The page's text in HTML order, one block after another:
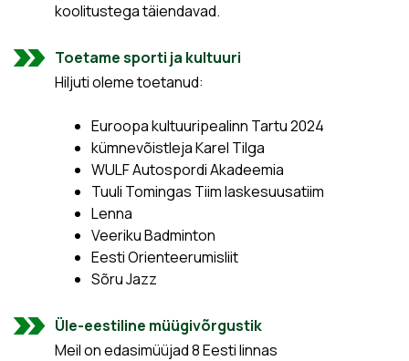
koolitustega täiendavad.
Toetame sporti ja kultuuri
Hiljuti oleme toetanud:
Euroopa kultuuripealinn Tartu 2024
kümnevõistleja Karel Tilga
WULF Autospordi Akadeemia
Tuuli Tomingas Tiim laskesuusatiim
Lenna
Veeriku Badminton
Eesti Orienteerumisliit
Sõru Jazz
Üle-eestiline müügivõrgustik
Meil on edasimüüjad 8 Eesti linnas